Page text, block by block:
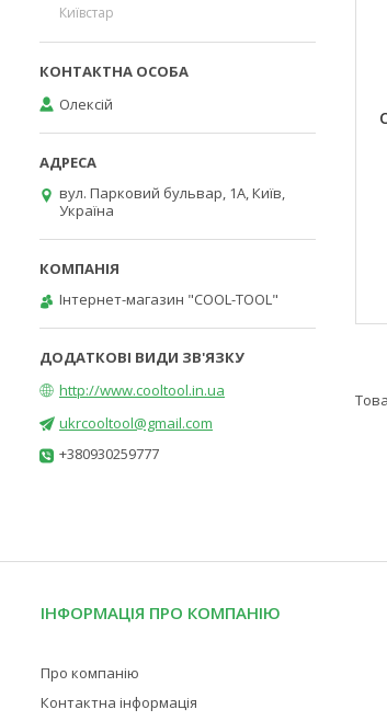
Київстар
Олексій
вул. Парковий бульвар, 1А, Київ,
Україна
Інтернет-магазин "COOL-TOOL"
http://www.cooltool.in.ua
ukrcooltool@gmail.com
+380930259777
ІНФОРМАЦІЯ ПРО КОМПАНІЮ
Про компанію
Контактна інформація